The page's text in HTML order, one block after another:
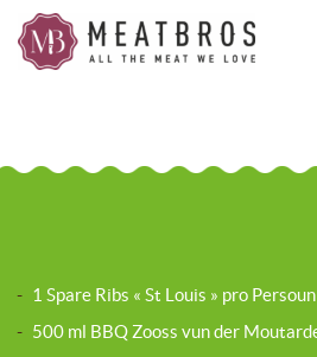
- 1 Spare Ribs « St Louis » pro Persoun
- 500 ml BBQ Zooss vun der